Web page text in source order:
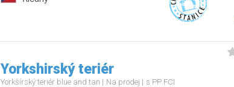
Yorkshirský teriér
Yorkšírský teriér blue and tan Na prodej s PP FCI